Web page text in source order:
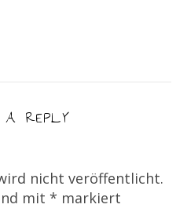
REPLY
nicht veröffentlicht.
mit * markiert